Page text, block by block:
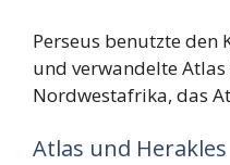
Perseus benutzte den
und verwandelte
Nordwestafrika, das
Atlas und Herakles